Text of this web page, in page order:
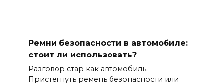
Ремни безопасности в автомобиле:
стоит ли использовать?
Разговор стар как автомобиль.
Пристегнуть ремень безопасности или